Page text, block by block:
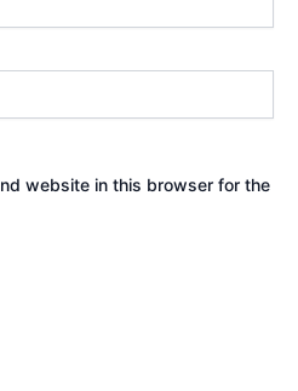
website in this browser for the